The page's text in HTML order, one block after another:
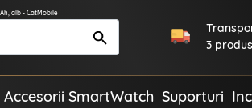
alb - CatMobile
3
Accesorii SmartWatch Suporturi